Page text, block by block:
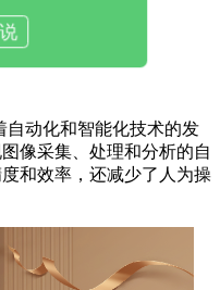
的工作效率。
动化和智能化技术的发
像采集、处理和分析的自
和效率，还减少了人为操